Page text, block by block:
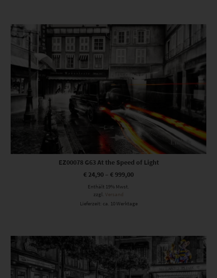
Dieses Produkt weist mehrere Varianten auf. Die Optionen können auf der Produktseite gewählt werden
EZ00078 G63 At the Speed of Light
€ 24,90 – € 999,00
Enthält 19% Mwst.
zzgl. Versand
Lieferzeit: ca. 10 Werktage
Dieses Produkt weist mehrere Varianten auf. Die Optionen können auf der Produktseite gewählt werden